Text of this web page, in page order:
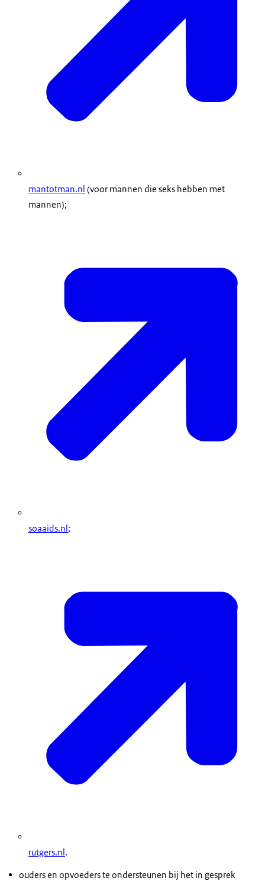
mantotman.nl (voor mannen die seks hebben met
mannen);
soaaids.nl;
rutgers.nl.
ouders en opvoeders te ondersteunen bij het in gesprek